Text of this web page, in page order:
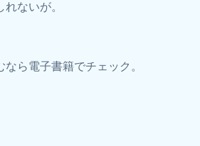
ないが。
ら電子書籍でチェック。